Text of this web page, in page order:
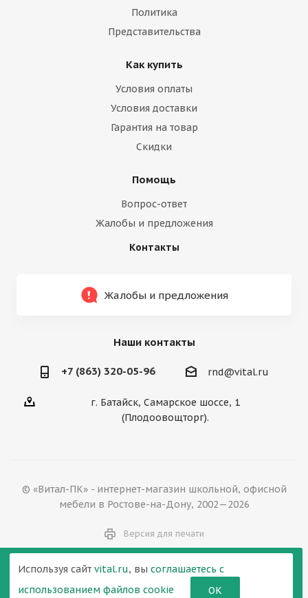
Политика
Представительства
Как купить
Условия оплаты
Условия доставки
Гарантия на товар
Скидки
Помощь
Вопрос-ответ
Жалобы и предложения
Контакты
Жалобы и предложения
Наши контакты
+7 (863) 320-05-96 rnd@vital.ru
г. Батайск, Самарское шоссе, 1
(Плодоовощторг).
© «Витал-ПК» - интернет-магазин школьной, офисной
мебели в Ростове-на-Дону, 2002—2026
Версия для печати
Используя сайт vital.ru, вы соглашаетесь с
использованием файлов cookie
ОК